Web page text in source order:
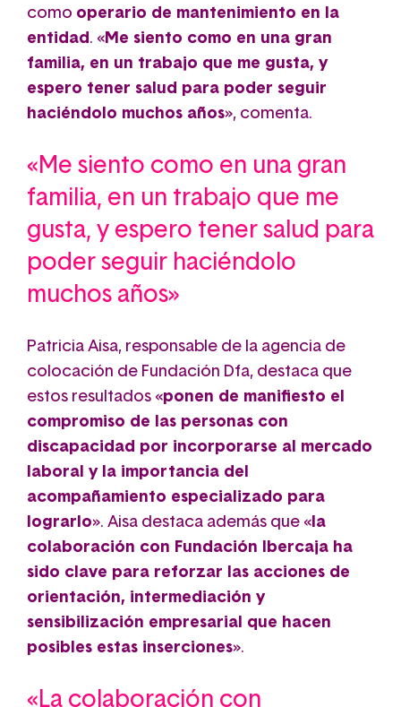
como operario de mantenimiento en la
entidad . «Me siento como en una gran
familia, en un trabajo que me gusta, y
espero tener salud para poder seguir
haciéndolo muchos años», comenta.
«Me siento como en una gran
familia, en un trabajo que me
gusta, y espero tener salud para
poder seguir haciéndolo
muchos años»
Patricia Aisa, responsable de la agencia de
colocación de Fundación Dfa, destaca que
estos resultados «ponen de manifiesto el
compromiso de las personas con
discapacidad por incorporarse al mercado
laboral y la importancia del
acompañamiento especializado para
lograrlo». Aisa destaca además que « la
colaboración con Fundación Ibercaja ha
sido clave para reforzar las acciones de
orientación, intermediación y
sensibilización empresarial que hacen
posibles estas inserciones».
«La colaboración con